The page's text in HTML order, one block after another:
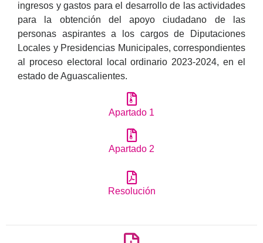
ingresos y gastos para el desarrollo de las actividades
para la obtención del apoyo ciudadano de las
personas aspirantes a los cargos de Diputaciones
Locales y Presidencias Municipales, correspondientes
al proceso electoral local ordinario 2023-2024, en el
estado de Aguascalientes.
Apartado 1
Apartado 2
Resolución